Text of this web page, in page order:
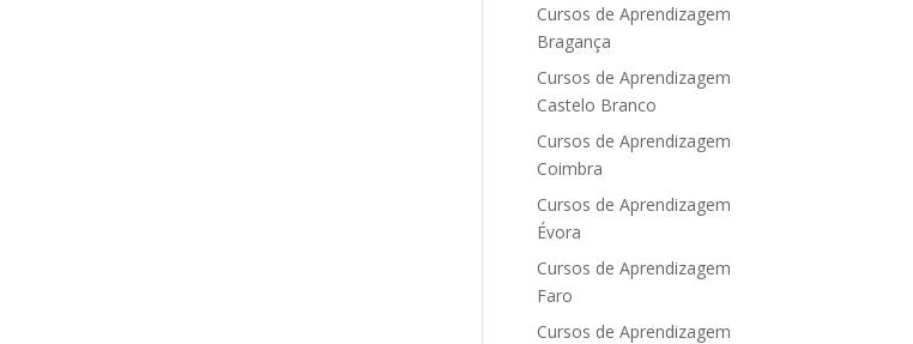
Cursos de Aprendizagem
Bragança
Cursos de Aprendizagem
Castelo Branco
Cursos de Aprendizagem
Coimbra
Cursos de Aprendizagem
Évora
Cursos de Aprendizagem
Faro
Cursos de Aprendizagem